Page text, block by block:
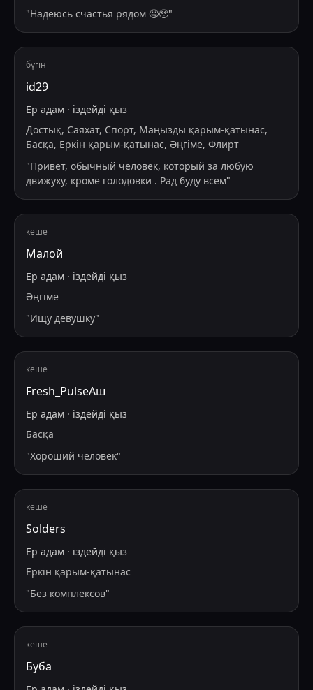
"Надеюсь счастья рядом 🤤🥹"
бүгін
id29
Ер адам · іздейді қыз
Достық, Саяхат, Спорт, Маңызды қарым-қатынас,
Басқа, Еркін қарым-қатынас, Әңгіме, Флирт
"Привет, обычный человек, который за любую
движуху, кроме голодовки . Рад буду всем"
кеше
Малой
Ер адам · іздейді қыз
Әңгіме
"Ищу девушку"
кеше
Fresh_PulseАш
Ер адам · іздейді қыз
Басқа
"Хороший человек"
кеше
Solders
Ер адам · іздейді қыз
Еркін қарым-қатынас
"Без комплексов"
кеше
Буба